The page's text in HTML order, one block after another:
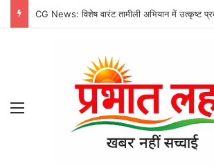
Menu